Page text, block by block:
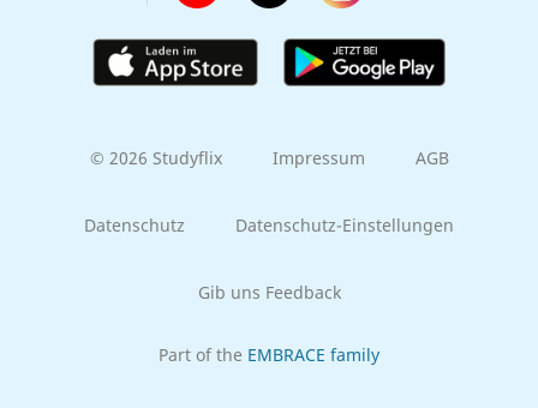
© 2026 Studyflix Impressum AGB
Datenschutz Datenschutz-Einstellungen
Gib uns Feedback
Part of the EMBRACE family